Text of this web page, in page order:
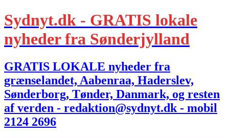
Sydnyt.dk - GRATIS lokale
nyheder fra Sønderjylland
GRATIS LOKALE nyheder fra
grænselandet, Aabenraa, Haderslev,
Sønderborg, Tønder, Danmark, og resten
af verden - redaktion@sydnyt.dk - mobil
2124 2696